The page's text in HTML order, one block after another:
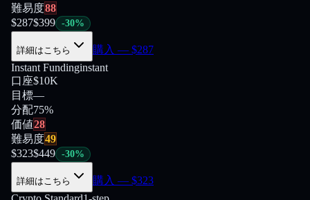
難易度88
$287$399 -30%
詳細はこちら 購入 — $287
Instant Fundinginstant
口座$10K
目標—
分配75%
価値28
難易度49
$323$449 -30%
詳細はこちら 購入 — $323